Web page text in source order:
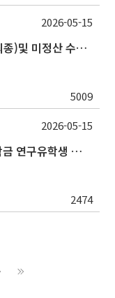
2026학년도 1학기 등록금 분납 4차(최종)및 미정산 수납 및 미납자 제적 예정 안내
5009
2026-05-15
2026년도 일본 정부(문부과학성) 장학금 연구유학생 및 일한공동고등교육 유학생 교류사업(석사·박사학위 과정) 선발 안내
2474
2026-05-15